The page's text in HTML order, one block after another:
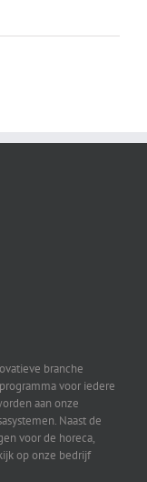
branche
voor iedere
aan onze
Naast de
voor de horeca,
op onze bedrijf